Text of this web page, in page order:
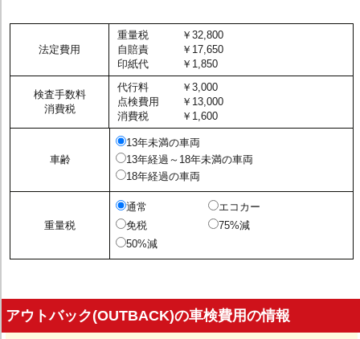
法定費用
重量税
￥32,800
自賠責
￥17,650
印紙代
￥1,850
検査手数料
消費税
代行料
￥3,000
点検費用
￥13,000
消費税
￥1,600
車齢
13年未満の車両
13年経過～18年未満の車両
18年経過の車両
重量税
通常
エコカー
免税
75%減
50%減
アウトバック(OUTBACK)の車検費用の情報